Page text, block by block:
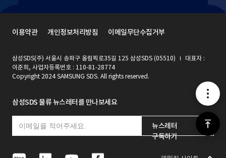
메
뉴
위
삼성SDS 물류 뉴스레터를 만나보세요
뉴스레터
구독하기
N L Y F
삼성SDS(주) 서울시 송파구 올림픽로35길 125 삼성SDS (05510)
대표자 :
이준희, 사업자등록번호 : 110-81-28774
Copyright 2024 SAMSUNG SDS. All rights reserved.
이용약관 개인정보처리방침 이메일무단수집거부